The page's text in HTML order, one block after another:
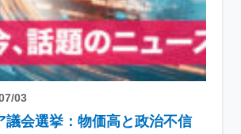
03
議会選挙：物価高と政治不信